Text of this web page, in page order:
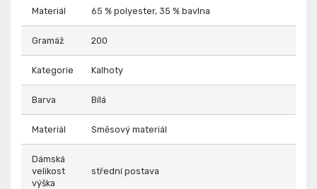
Materiál 65 % polyester, 35 % bavlna
Gramáž 200
Kategorie Kalhoty
Barva Bílá
Materiál Směsový materiál
Dámská
velikost
výška
střední postava